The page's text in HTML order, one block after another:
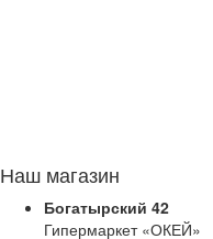
Наш магазин
Богатырский 42
Гипермаркет «ОКЕЙ»